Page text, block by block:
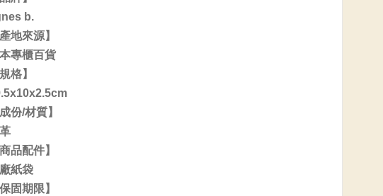
b.
地來源】
專櫃百貨
格】
份/材質】
品配件】
紙袋
固期限】